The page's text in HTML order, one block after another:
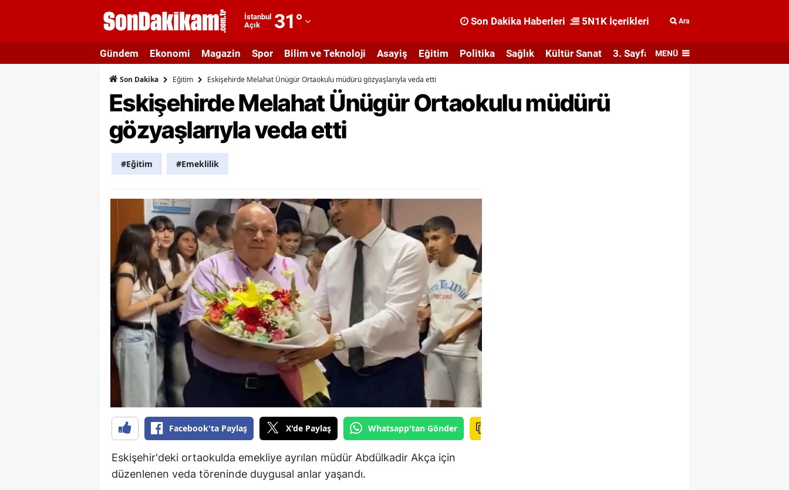
İstanbul
Açık
31°
Adıyaman
Afyonkarahisar
Ağrı
Amasya
Artvin
Aydın
Balıkesir
Bilecik
Bingöl
Bitlis
Bolu
Burdur
Çanakkale
Çankırı
Çorum
Son Dakika Haberleri 5N1K İçerikleri Ara
Gündem Ekonomi Magazin Spor Bilim ve Teknoloji Asayiş Eğitim Politika Sağlık Kültür Sanat 3. Sayfa MENÜ
Son Dakika Eğitim Eskişehirde Melahat Ünügür Ortaokulu müdürü gözyaşlarıyla veda etti
Eskişehirde Melahat Ünügür Ortaokulu müdürü
gözyaşlarıyla veda etti
#Eğitim #Emeklilik
Facebook'ta Paylaş X'de Paylaş Whatsapp'tan Gönder
Eskişehir'deki ortaokulda emekliye ayrılan müdür Abdülkadir Akça için
düzenlenen veda töreninde duygusal anlar yaşandı.